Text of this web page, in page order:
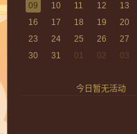
09
10 11 12 13
16
17 18 19 20
23
24 25 26 27
30
31 01 02 03
今日暂无活动